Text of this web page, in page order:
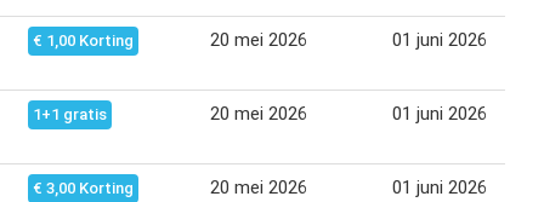
€ 1,00 Korting 20 mei 2026 01 juni 2026
1+1 gratis 20 mei 2026 01 juni 2026
€ 3,00 Korting 20 mei 2026 01 juni 2026